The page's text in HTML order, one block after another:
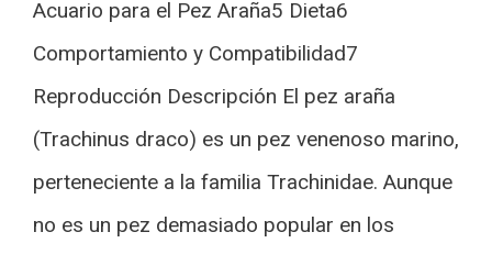
Acuario para el Pez Araña5 Dieta6
Comportamiento y Compatibilidad7
Reproducción Descripción El pez araña
(Trachinus draco) es un pez venenoso marino,
perteneciente a la familia Trachinidae. Aunque
no es un pez demasiado popular en los